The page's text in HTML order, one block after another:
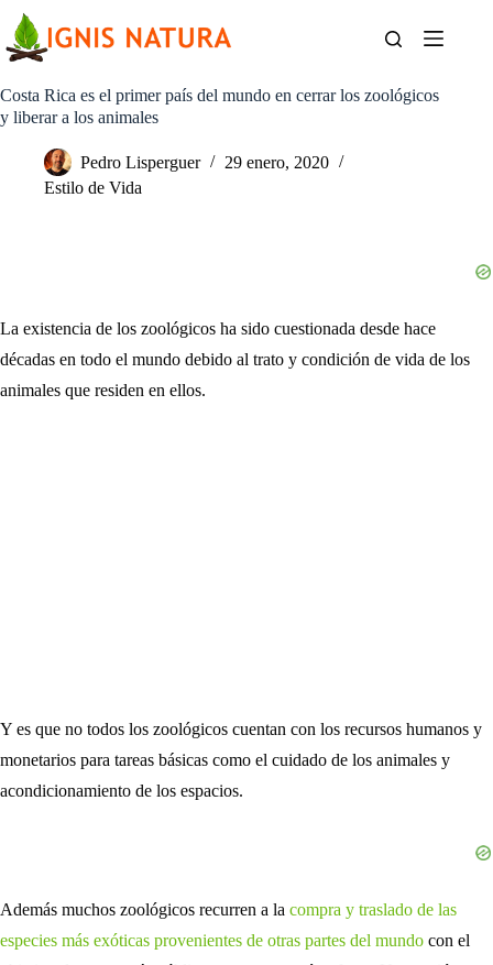
contenido
Costa Rica es el primer país del mundo en cerrar los zoológicos
y liberar a los animales
Pedro Lisperguer
29 enero, 2020
Estilo de Vida
La existencia de los zoológicos ha sido cuestionada desde hace
décadas en todo el mundo debido al trato y condición de vida de los
animales que residen en ellos.
Y es que no todos los zoológicos cuentan con los recursos humanos y
monetarios para tareas básicas como el cuidado de los animales y
acondicionamiento de los espacios.
Además muchos zoológicos recurren a la compra y traslado de las
especies más exóticas provenientes de otras partes del mundo con el